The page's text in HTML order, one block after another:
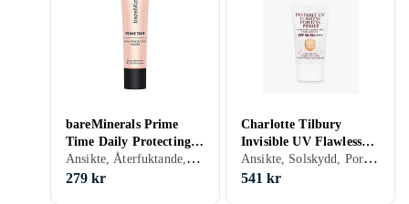
bareMinerals Prime
Time Daily Protecting
Primer SPF30 30ml
Ansikte, Återfuktande, Solskydd
279 kr
Charlotte Tilbury
Invisible UV Flawless
Poreless Primer SPF50
30ml
Ansikte, Solskydd, Porminimering
541 kr